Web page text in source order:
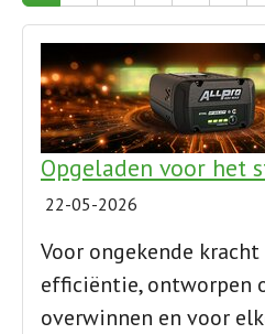
Opgeladen voor het
22-05-2026
Voor ongekende
efficiëntie, ontworpen
overwinnen en voor